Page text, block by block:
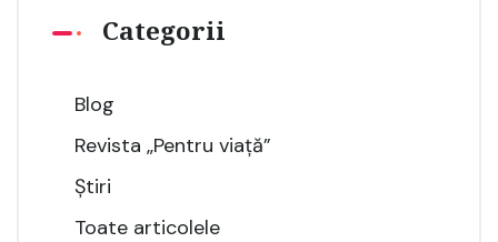
Categorii
Blog
Revista „Pentru viață”
Știri
Toate articolele